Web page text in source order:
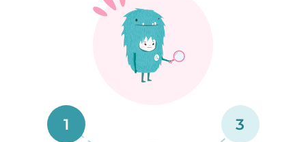
1 3